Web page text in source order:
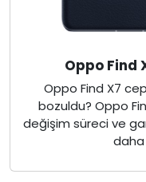
Oppo Find
Oppo Find X7
bozuldu? Oppo
değişim süreci ve
daha